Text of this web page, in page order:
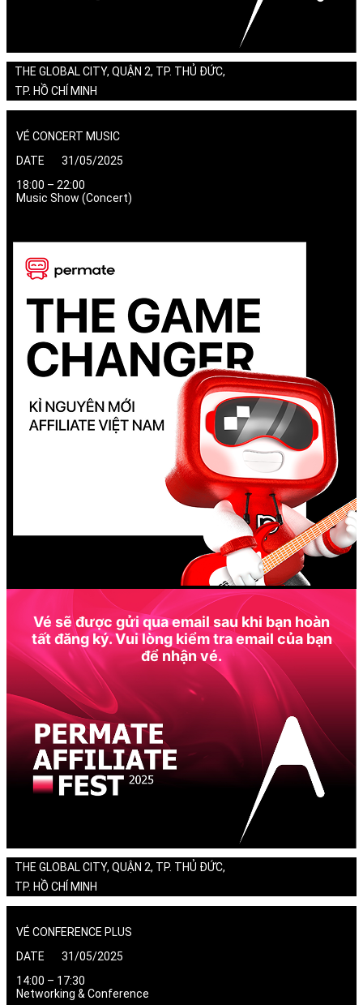
THE GLOBAL CITY, QUẬN 2, TP. THỦ ĐỨC,
TP. HỒ CHÍ MINH
VÉ CONCERT MUSIC
DATE 31/05/2025
18:00 – 22:00
Music Show (Concert)
Vé sẽ được gửi qua email sau khi bạn hoàn
tất đăng ký. Vui lòng kiểm tra email của bạn
để nhận vé.
THE GLOBAL CITY, QUẬN 2, TP. THỦ ĐỨC,
TP. HỒ CHÍ MINH
VÉ CONFERENCE PLUS
DATE 31/05/2025
14:00 – 17:30
Networking & Conference